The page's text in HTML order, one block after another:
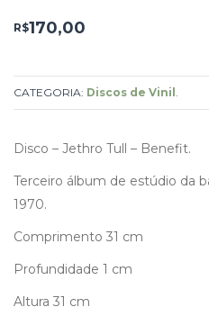
R$170,00
CATEGORIA: Discos de Vinil
Disco – Jethro Tull – Benefit.
Terceiro álbum de estúdio da
1970.
Comprimento 31 cm
Profundidade 1 cm
Altura 31 cm